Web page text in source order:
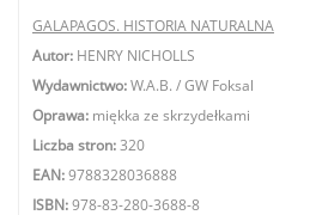
GALAPAGOS. HISTORIA NATURALNA
Autor: HENRY NICHOLLS
Wydawnictwo:W.A.B. / GW Foksal
Oprawa: miękka ze skrzydełkami
Liczba stron:320
EAN:9788328036888
ISBN:978-83-280-3688-8